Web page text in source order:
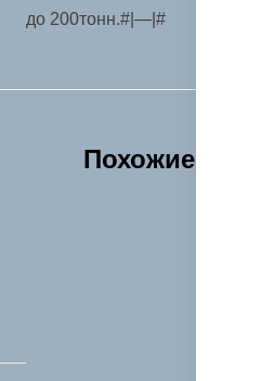
до 200тонн.#|—|#
Похожие